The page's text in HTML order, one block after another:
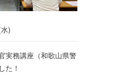
)
実務講座（和歌山県警
た！